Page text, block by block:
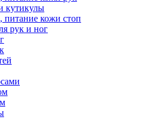
кутикулы
питание кожи стоп
рук и ног